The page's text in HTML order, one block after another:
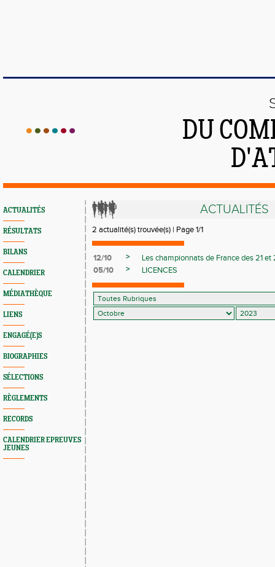
DU
ACTUALITÉS
RÉSULTATS
BILANS
CALENDRIER
MÉDIATHÈQUE
LIENS
ENGAGÉ(E)S
BIOGRAPHIES
SÉLECTIONS
RÈGLEMENTS
RECORDS
CALENDRIER EPREUVES
JEUNES
ACTUALITÉS
2 actualité(s) trouvée(s) | Page 1/1
12/10 >
Les championnats de France des 21
05/10
> LICENCES